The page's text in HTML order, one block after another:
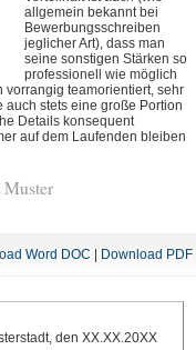
allgemein bekannt bei
Bewerbungsschreiben
jeglicher Art), dass man
seine sonstigen Stärken so
professionell wie möglich
vorrangig teamorientiert, sehr
stets eine große Portion
Details konsequent
auf dem Laufenden bleiben
Muster
Word DOC Download PDF
den XX.XX.20XX